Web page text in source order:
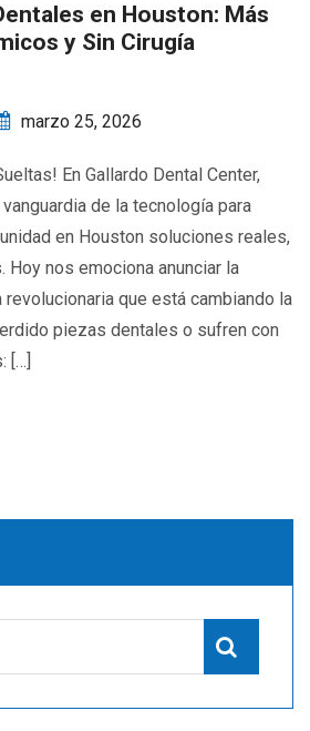
en Houston: Más
y Sin Cirugía
marzo 25, 2026
En Gallardo Dental Center,
de la tecnología para
en Houston soluciones reales,
Hoy nos emociona anunciar la
revolucionaria que está cambiando la
piezas dentales o sufren con
[…]
Search